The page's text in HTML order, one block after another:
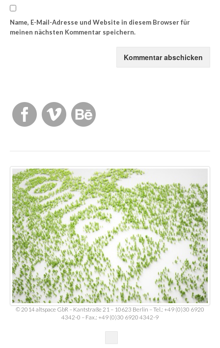
Name, E-Mail-Adresse und Website in diesem Browser für
meinen nächsten Kommentar speichern.
© 2014 altspace GbR – Kantstraße 21 – 10623 Berlin – Tel.: +49 (0)30 6920
4342-0 – Fax.: +49 (0)30 6920 4342-9